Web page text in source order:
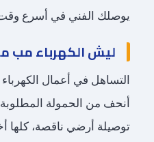
يوصلك الفني في أسرع
ليش الكهرباء مب
التساهل في أعمال
أنحف من الحمولة
توصيلة أرضي ناقصة، كلها